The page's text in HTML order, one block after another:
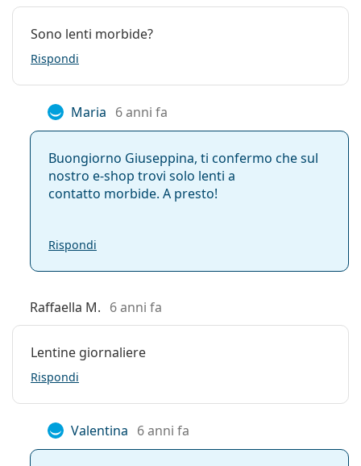
Sono lenti morbide?
Rispondi
Maria 6 anni fa
Buongiorno Giuseppina, ti confermo che sul
nostro e-shop trovi solo lenti a
contatto morbide. A presto!
Rispondi
Raffaella M. 6 anni fa
Lentine giornaliere
Rispondi
Valentina 6 anni fa